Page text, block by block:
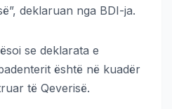
deklaruan nga BDI-ja.
se deklarata e
është në kuadër
të Qeverisë.